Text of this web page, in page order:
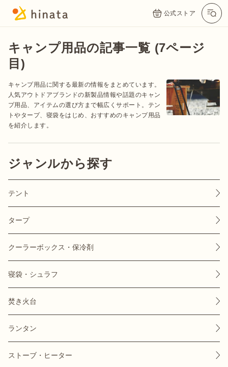
公式ストア
キャンプ用品の記事一覧 (7ページ
目)
キャンプ用品に関する最新の情報をまとめています。
人気アウトドアブランドの新製品情報や話題のキャン
プ用品、アイテムの選び方まで幅広くサポート。テン
トやタープ、寝袋をはじめ、おすすめのキャンプ用品
を紹介します。
ジャンルから探す
テント
タープ
クーラーボックス・保冷剤
寝袋・シュラフ
焚き火台
ランタン
ストーブ・ヒーター
おすすめ特集
キャンプ用品
キャンプ場